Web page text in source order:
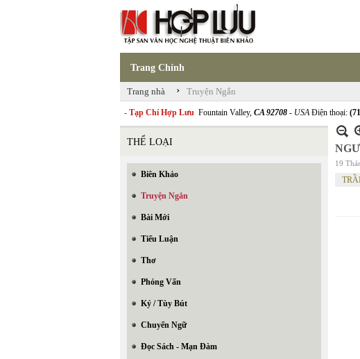
Trang Chính
Trang nhà › Truyện Ngắn
- Tạp Chí Hợp Lưu Fountain Valley, CA 92708 - USAĐiện thoại:
THỂ LOẠI
Biên Khảo
Truyện Ngắn
Bài Mới
Tiểu Luận
Thơ
Phỏng Vấn
Ký / Tùy Bút
Chuyển Ngữ
Đọc Sách - Mạn Đàm
19